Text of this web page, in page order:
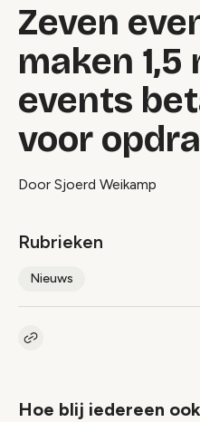
Zeven
maken
events
voor
Door Sjoerd Weikamp
Rubrieken
Nieuws
Kopieer link naar artikel
Hoe blij iedereen